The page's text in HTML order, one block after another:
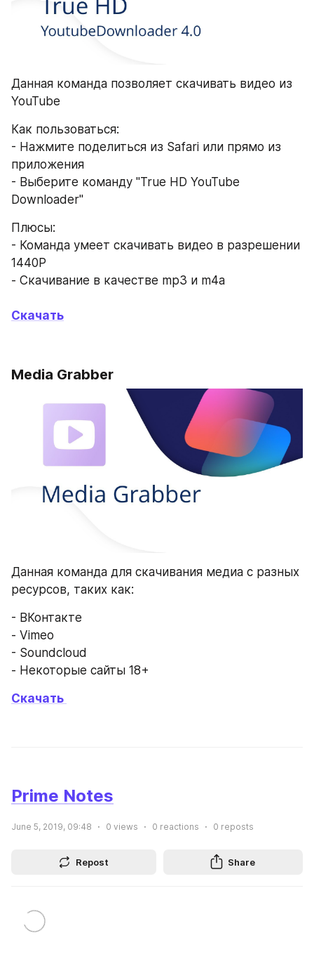
Данная команда позволяет скачивать видео из
YouTube
Как пользоваться:
- Нажмите поделиться из Safari или прямо из
приложения
- Выберите команду "True HD YouTube
Downloader"
Плюсы:
- Команда умеет скачивать видео в разрешении
1440P
- Скачивание в качестве mp3 и m4a
Скачать
Media Grabber
Данная команда для скачивания медиа с разных
ресурсов, таких как:
- ВКонтакте
- Vimeo
- Soundcloud
- Некоторые сайты 18+
Скачать
Prime Notes
June 5, 2019, 09:48 0 views 0 reactions 0 reposts
Repost Share